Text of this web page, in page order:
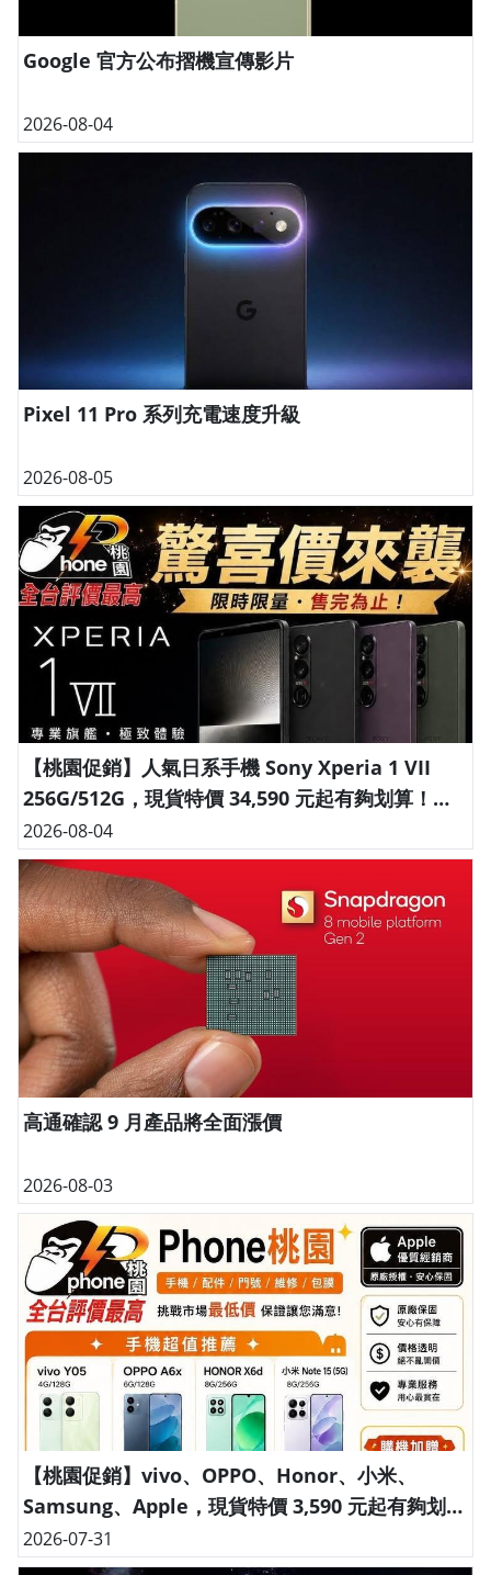
Google 官方公布摺機宣傳影片
2026-08-04
Pixel 11 Pro 系列充電速度升級
2026-08-05
【桃園促銷】人氣日系手機 Sony Xperia 1 VII
256G/512G，現貨特價 34,590 元起有夠划算！
(8/4~8/10)
2026-08-04
高通確認 9 月產品將全面漲價
2026-08-03
【桃園促銷】vivo、OPPO、Honor、小米、
Samsung、Apple，現貨特價 3,590 元起有夠划
算！(7/31~8/6)
2026-07-31